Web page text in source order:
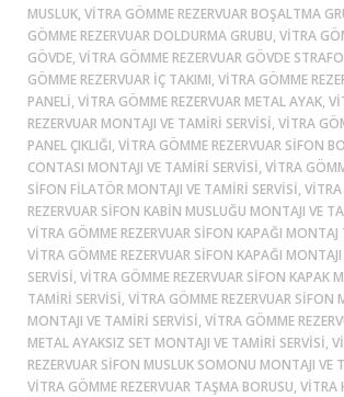
MUSLUK, VITRA GÖMME REZERVUAR BOŞALTMA
GÖMME REZERVUAR DOLDURMA GRUBU, VITRA
GÖVDE, VITRA GÖMME REZERVUAR GÖVDE
GÖMME REZERVUAR IÇ TAKIMI, VITRA GÖMME
PANELI, VITRA GÖMME REZERVUAR METAL AYAK,
REZERVUAR MONTAJI VE TAMIRI SERVISI, VITRA
PANEL ÇIKLIĞI, VITRA GÖMME REZERVUAR SIFON
CONTASI MONTAJI VE TAMIRI SERVISI, VITRA
SIFON FILATÖR MONTAJI VE TAMIRI SERVISI,
REZERVUAR SIFON KABIN MUSLUĞU MONTAJI VE
VITRA GÖMME REZERVUAR SIFON KAPAĞI MONTAJ
VITRA GÖMME REZERVUAR SIFON KAPAĞI
SERVISI, VITRA GÖMME REZERVUAR SIFON KAPAK
TAMIRI SERVISI, VITRA GÖMME REZERVUAR SIFON
MONTAJI VE TAMIRI SERVISI, VITRA GÖMME
METAL AYAKSIZ SET MONTAJI VE TAMIRI SERVISI,
REZERVUAR SIFON MUSLUK SOMONU MONTAJI VE
VITRA GÖMME REZERVUAR TAŞMA BORUSU, VITRA